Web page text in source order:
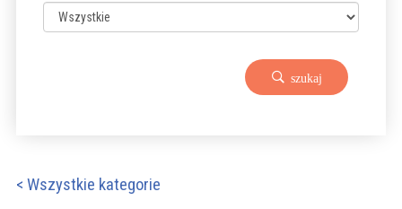
szukaj
< Wszystkie kategorie